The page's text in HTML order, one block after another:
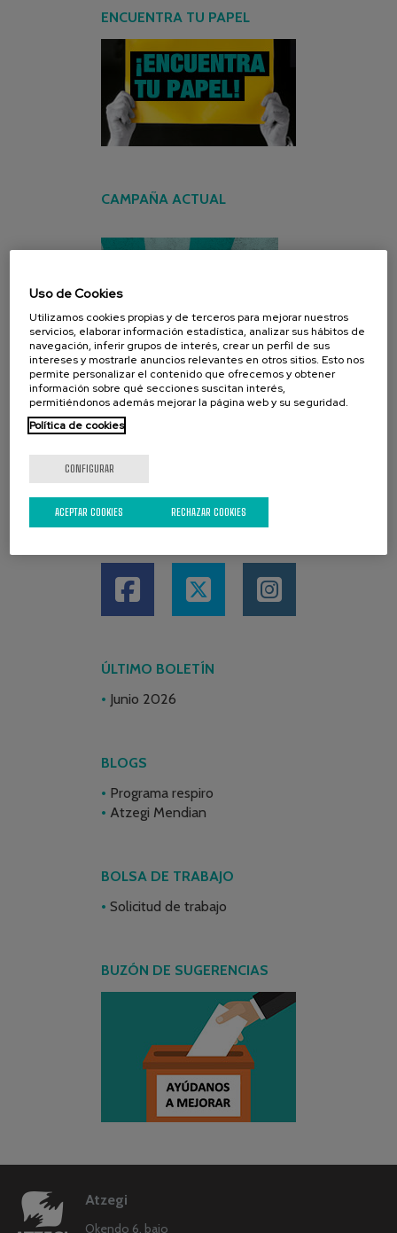
ENCUENTRA TU PAPEL
CAMPAÑA ACTUAL
ÚLTIMO BOLETÍN
Junio 2026
BLOGS
Programa respiro
Atzegi Mendian
BOLSA DE TRABAJO
Solicitud de trabajo
BUZÓN DE SUGERENCIAS
Atzegi
Okendo 6, bajo
Uso de Cookies
Utilizamos cookies propias y de terceros para mejorar nuestros
servicios, elaborar información estadística, analizar sus hábitos de
navegación, inferir grupos de interés, crear un perfil de sus
intereses y mostrarle anuncios relevantes en otros sitios. Esto nos
permite personalizar el contenido que ofrecemos y obtener
información sobre qué secciones suscitan interés,
permitiéndonos además mejorar la página web y su seguridad.
Política de cookies
CONFIGURAR
RECHAZAR COOKIES
ACEPTAR COOKIES